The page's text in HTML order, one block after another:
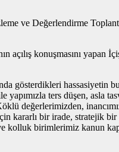
ve Değerlendirme
konuşmasını yapan
gösterdikleri hassasiyetin
ters düşen, asla
değerlerimizden,
kararlı bir irade,
birimlerimiz kanun